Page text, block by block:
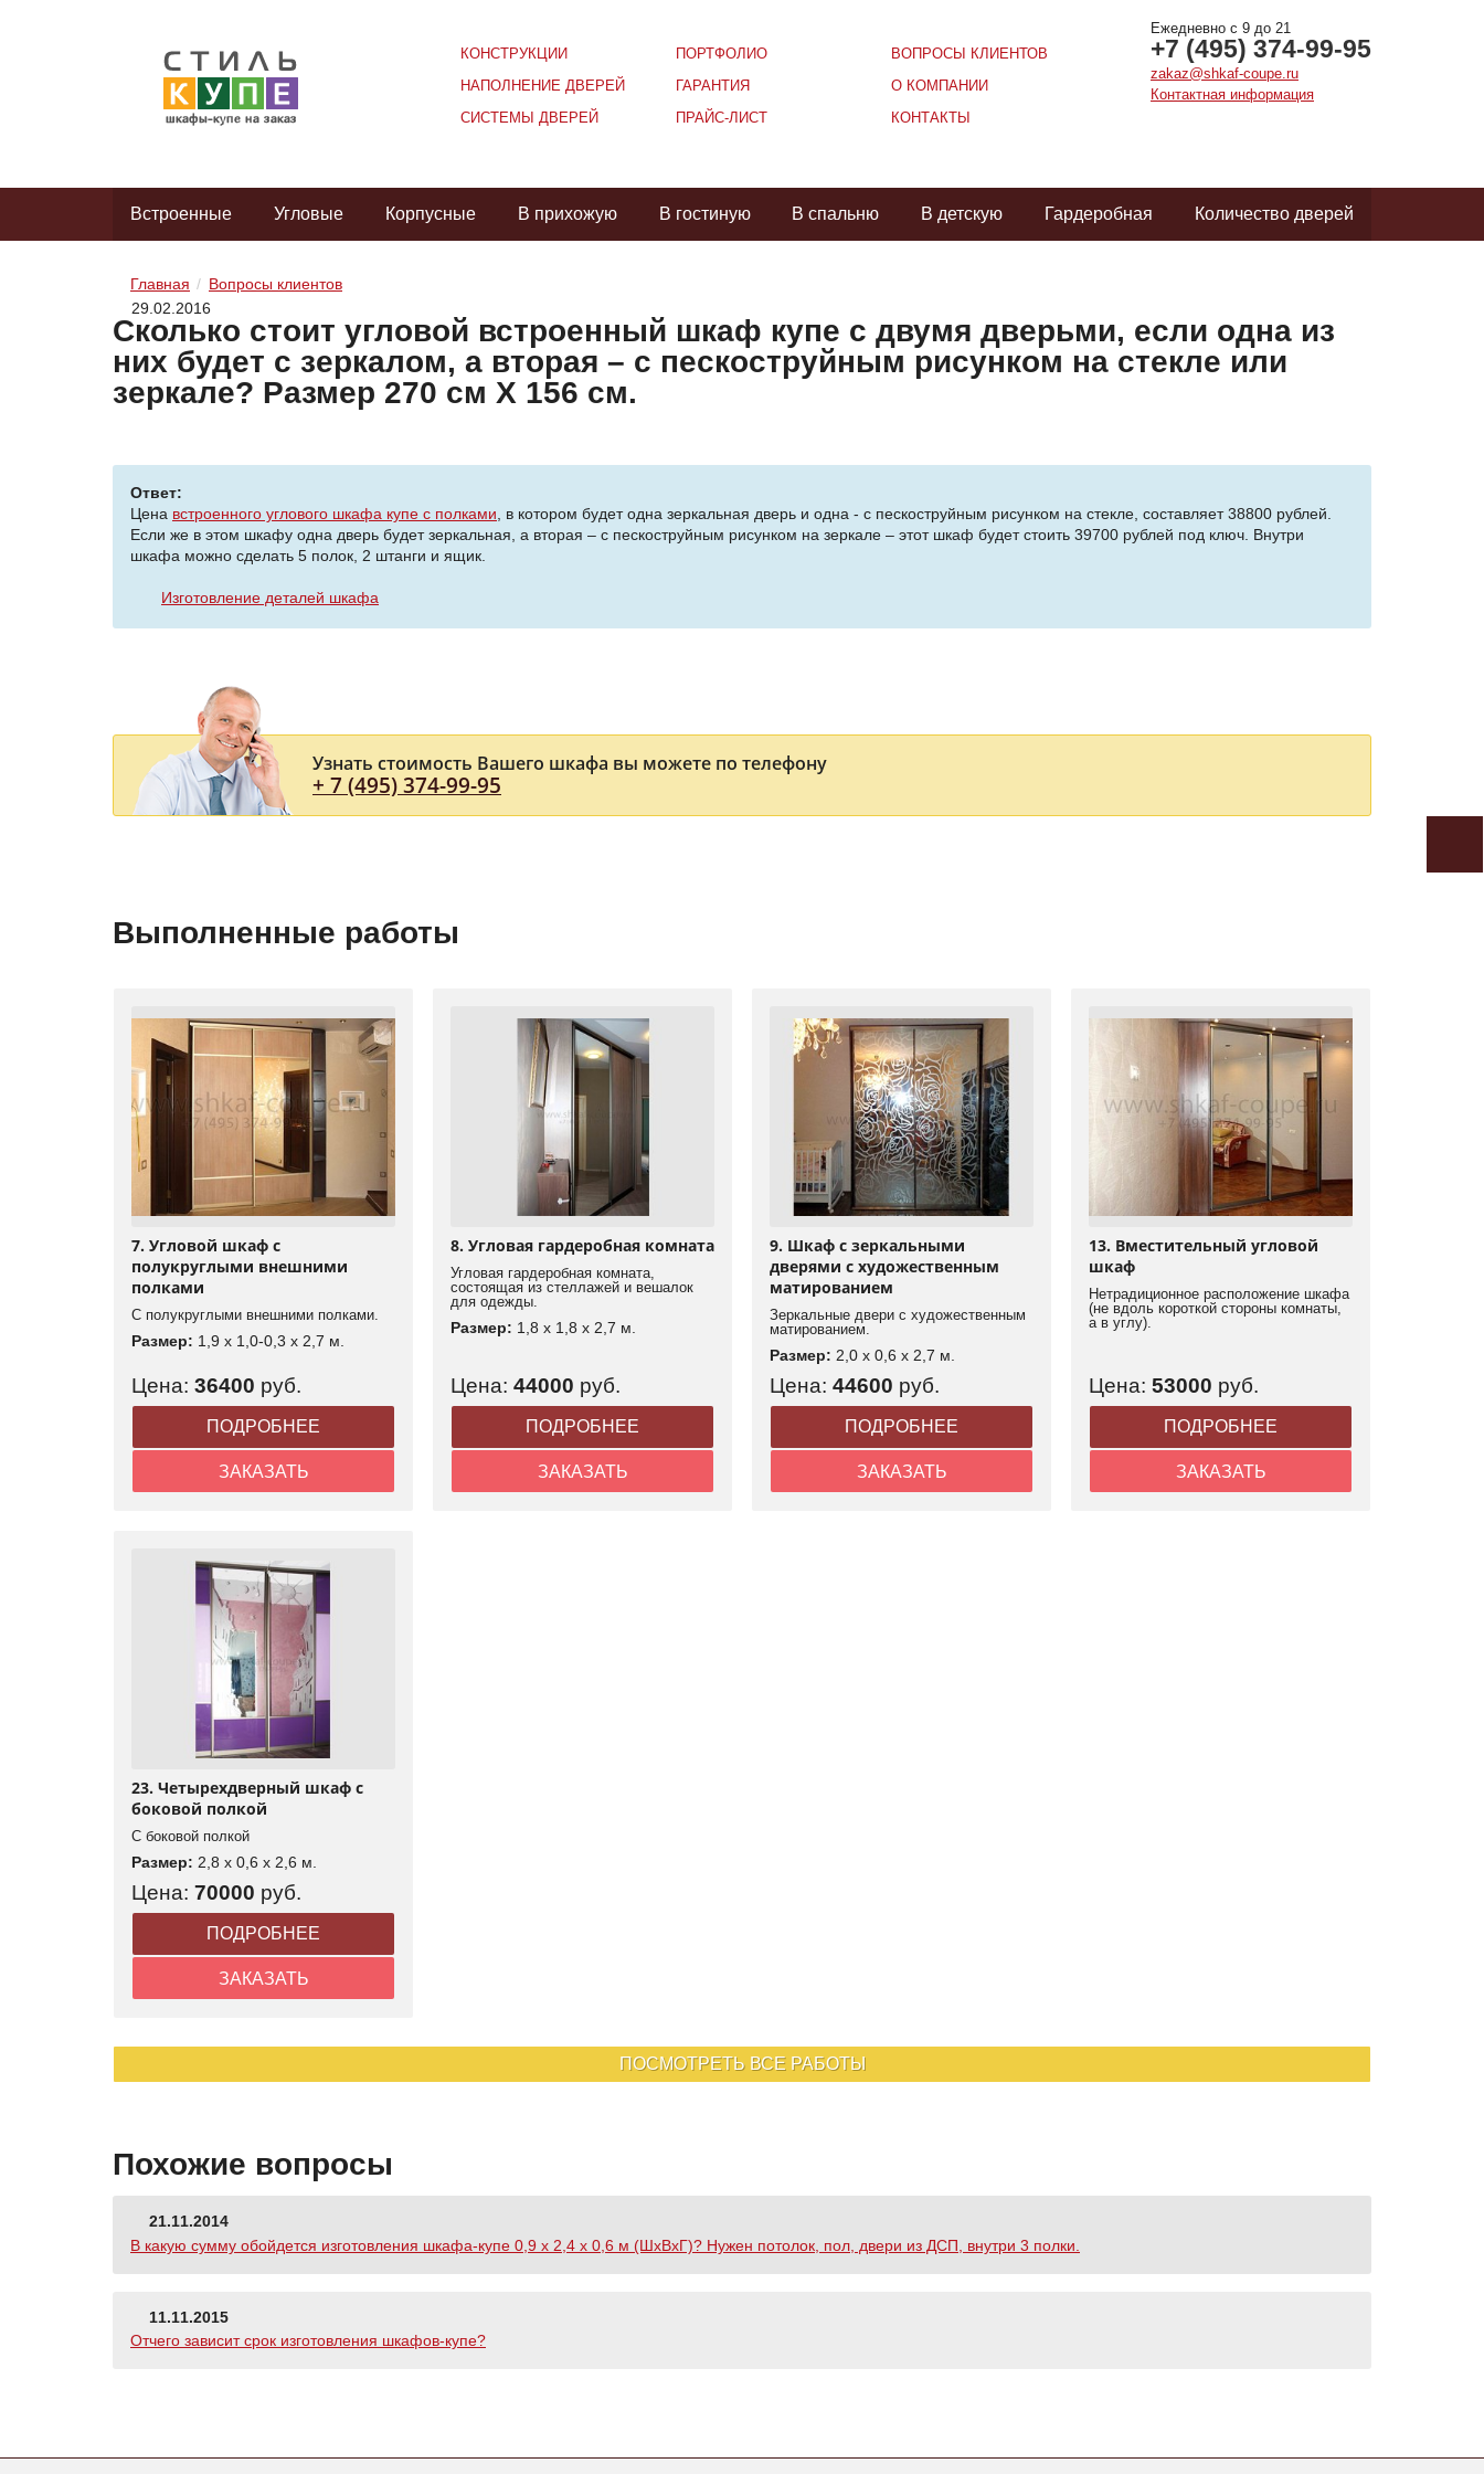
Ежедневно с 9 до 21
+7 (495) 374-99-95
zakaz@shkaf-coupe.ru
Контактная информация
КОНСТРУКЦИИ
НАПОЛНЕНИЕ ДВЕРЕЙ
СИСТЕМЫ ДВЕРЕЙ
ПОРТФОЛИО
ГАРАНТИЯ
ПРАЙС-ЛИСТ
ВОПРОСЫ КЛИЕНТОВ
О КОМПАНИИ
КОНТАКТЫ
Встроенные Угловые Корпусные В прихожую В гостиную В спальню В детскую Гардеробная Количество дверей
Главная
Вопросы клиентов
29.02.2016
Сколько стоит угловой встроенный шкаф купе с двумя дверьми, если одна из
них будет с зеркалом, а вторая – с пескоструйным рисунком на стекле или
зеркале? Размер 270 см Х 156 см.
Ответ:
Цена встроенного углового шкафа купе с полками , в котором будет одна зеркальная дверь и одна - с пескоструйным рисунком на стекле, составляет 38800 рублей.
Если же в этом шкафу одна дверь будет зеркальная, а вторая – с пескоструйным рисунком на зеркале – этот шкаф будет стоить 39700 рублей под ключ. Внутри
шкафа можно сделать 5 полок, 2 штанги и ящик.
Изготовление деталей шкафа
Узнать стоимость Вашего шкафа вы можете по телефону
+ 7 (495) 374-99-95
Выполненные работы
7. Угловой шкаф с
полукруглыми внешними
полками
С полукруглыми внешними полками.
Размер: 1,9 x 1,0-0,3 x 2,7 м.
Цена: 36400 руб.
ПОДРОБНЕЕ
ЗАКАЗАТЬ
8. Угловая гардеробная комната
Угловая гардеробная комната,
состоящая из стеллажей и вешалок
для одежды.
Размер: 1,8 x 1,8 x 2,7 м.
Цена: 44000 руб.
ПОДРОБНЕЕ
ЗАКАЗАТЬ
9. Шкаф с зеркальными
дверями с художественным
матированием
Зеркальные двери с художественным
матированием.
Размер: 2,0 x 0,6 x 2,7 м.
Цена: 44600 руб.
ПОДРОБНЕЕ
ЗАКАЗАТЬ
13. Вместительный угловой
шкаф
Нетрадиционное расположение шкафа
(не вдоль короткой стороны комнаты,
а в углу).
Цена: 53000 руб.
ПОДРОБНЕЕ
ЗАКАЗАТЬ
23. Четырехдверный шкаф с
боковой полкой
С боковой полкой
Размер: 2,8 x 0,6 x 2,6 м.
Цена: 70000 руб.
ПОДРОБНЕЕ
ЗАКАЗАТЬ
ПОСМОТРЕТЬ ВСЕ РАБОТЫ
Похожие вопросы
21.11.2014
В какую сумму обойдется изготовления шкафа-купе 0,9 х 2,4 х 0,6 м (ШхВхГ)? Нужен потолок, пол, двери из ДСП, внутри 3 полки.
11.11.2015
Отчего зависит срок изготовления шкафов-купе?